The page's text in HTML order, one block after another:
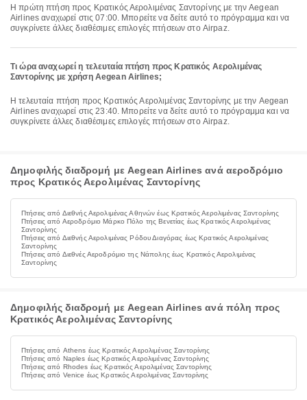
Η πρώτη πτήση προς Κρατικός Αερολιμένας Σαντορίνης με την Aegean
Airlines αναχωρεί στις 07:00. Μπορείτε να δείτε αυτό το πρόγραμμα και να
συγκρίνετε άλλες διαθέσιμες επιλογές πτήσεων στο Airpaz.
Τι ώρα αναχωρεί η τελευταία πτήση προς Κρατικός Αερολιμένας
Σαντορίνης με χρήση Aegean Airlines;
Η τελευταία πτήση προς Κρατικός Αερολιμένας Σαντορίνης με την Aegean
Airlines αναχωρεί στις 23:40. Μπορείτε να δείτε αυτό το πρόγραμμα και να
συγκρίνετε άλλες διαθέσιμες επιλογές πτήσεων στο Airpaz.
Δημοφιλής διαδρομή με Aegean Airlines ανά αεροδρόμιο
προς Κρατικός Αερολιμένας Σαντορίνης
Πτήσεις από Διεθνής Αερολιμένας Αθηνών έως Κρατικός Αερολιμένας Σαντορίνης
Πτήσεις από Αεροδρόμιο Μάρκο Πόλο της Βενετίας έως Κρατικός Αερολιμένας
Σαντορίνης
Πτήσεις από Διεθνής Αερολιμένας Ρόδου Διαγόρας έως Κρατικός Αερολιμένας
Σαντορίνης
Πτήσεις από Διεθνές Αεροδρόμιο της Νάπολης έως Κρατικός Αερολιμένας
Σαντορίνης
Δημοφιλής διαδρομή με Aegean Airlines ανά πόλη προς
Κρατικός Αερολιμένας Σαντορίνης
Πτήσεις από Athens έως Κρατικός Αερολιμένας Σαντορίνης
Πτήσεις από Naples έως Κρατικός Αερολιμένας Σαντορίνης
Πτήσεις από Rhodes έως Κρατικός Αερολιμένας Σαντορίνης
Πτήσεις από Venice έως Κρατικός Αερολιμένας Σαντορίνης